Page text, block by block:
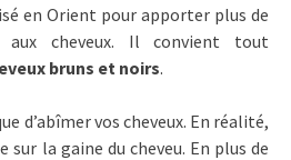
en Orient pour apporter plus de
cheveux. Il convient tout
bruns et noirs.
d’abîmer vos cheveux. En réalité,
sur la gaine du cheveu. En plus de